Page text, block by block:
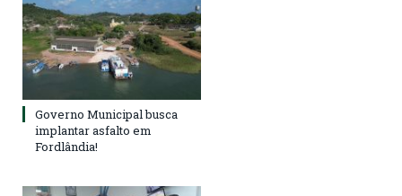
Governo Municipal busca
implantar asfalto em
Fordlândia!